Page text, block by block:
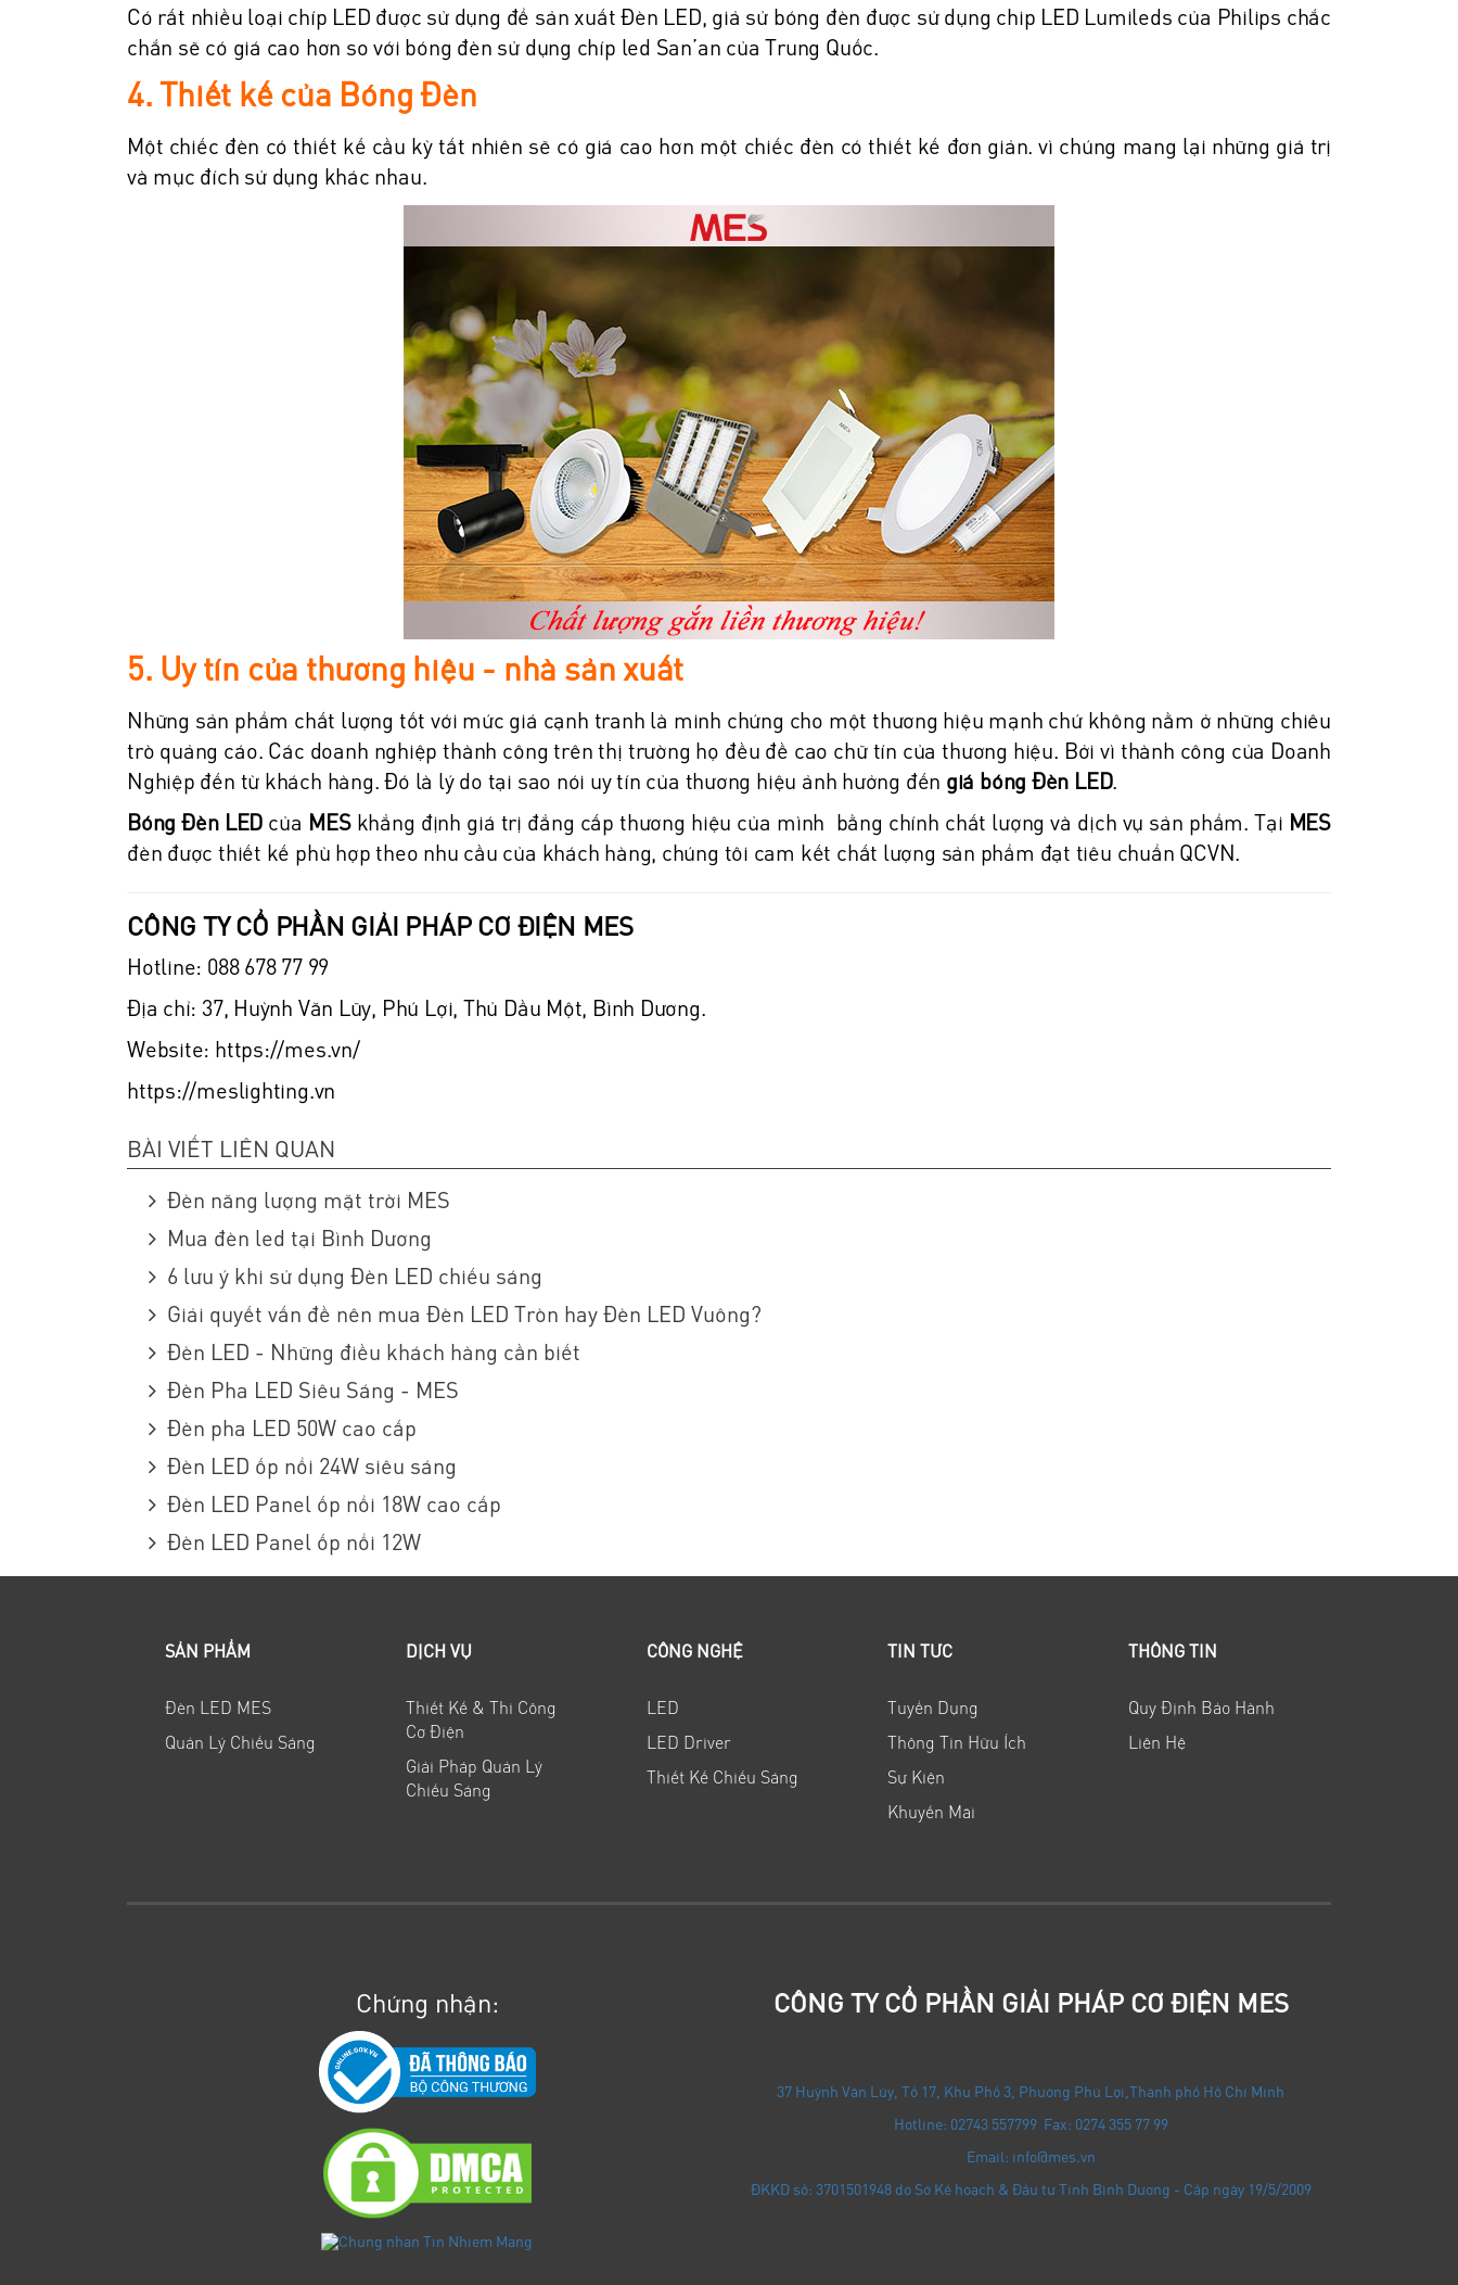
Có rất nhiều loại chíp LED được sử dụng để sản xuất Đèn LED, giả sử bóng đèn được sử dụng chip LED Lumileds của Philips chắc
chắn sẽ có giá cao hơn so với bóng đèn sử dụng chíp led San’an của Trung Quốc.
4. Thiết kế của Bóng Đèn
Một chiếc đèn có thiết kế cầu kỳ tất nhiên sẽ có giá cao hơn một chiếc đèn có thiết kế đơn giản. vì chúng mang lại những giá trị
và mục đích sử dụng khác nhau.
5. Uy tín của thương hiệu - nhà sản xuất
Những sản phẩm chất lượng tốt với mức giá cạnh tranh là minh chứng cho một thương hiệu mạnh chứ không nằm ở những chiêu
trò quảng cáo. Các doanh nghiệp thành công trên thị trường họ đều đề cao chữ tín của thương hiệu. Bởi vì thành công của Doanh
Nghiệp đến từ khách hàng. Đó là lý do tại sao nói uy tín của thương hiệu ảnh hưởng đến giá bóng Đèn LED.
Bóng Đèn LED của MESkhẳng định giá trị đẳng cấp thương hiệu của mình bằng chính chất lượng và dịch vụ sản phẩm. Tại MES
đèn được thiết kế phù hợp theo nhu cầu của khách hàng, chúng tôi cam kết chất lượng sản phẩm đạt tiêu chuẩn QCVN.
CÔNG TY CỔ PHẦN GIẢI PHÁP CƠ ĐIỆN MES
Hotline: 088 678 77 99
Địa chỉ: 37, Huỳnh Văn Lũy, Phú Lợi, Thủ Dầu Một, Bình Dương.
Website: https://mes.vn/
https://meslighting.vn
BÀI VIẾT LIÊN QUAN
Đèn năng lượng mặt trời MES
Mua đèn led tại Bình Dương
6 lưu ý khi sử dụng Đèn LED chiếu sáng
Giải quyết vấn đề nên mua Đèn LED Tròn hay Đèn LED Vuông?
Đèn LED - Những điều khách hàng cần biết
Đèn Pha LED Siêu Sáng - MES
Đèn pha LED 50W cao cấp
Đèn LED ốp nổi 24W siêu sáng
Đèn LED Panel ốp nổi 18W cao cấp
Đèn LED Panel ốp nổi 12W
SẢN PHẨM
Đèn LED MES
Quản Lý Chiếu Sáng
DỊCH VỤ
Thiết Kế & Thi Công
Cơ Điện
Giải Pháp Quản Lý
Chiếu Sáng
CÔNG NGHỆ
LED
LED Driver
Thiết Kế Chiếu Sáng
TIN TỨC
Tuyển Dụng
Thông Tin Hữu Ích
Sự Kiện
Khuyến Mãi
THÔNG TIN
Quy Định Bảo Hành
Liên Hệ
Chứng nhận: CÔNG TY CỔ PHẦN GIẢI PHÁP CƠ ĐIỆN MES
37 Huỳnh Văn Lũy, Tổ 17, Khu Phố 3, Phường Phú Lợi, Thành phố Hồ Chí Minh
Hotline: 02743 557799 Fax: 0274 355 77 99
Email: info@mes.vn
ĐKKD số: 3701501948 do Sở Kế hoạch & Đầu tư Tỉnh Bình Dương - Cấp ngày 19/5/2009